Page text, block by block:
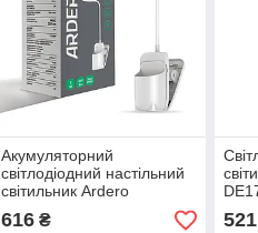
Акумуляторний
світлодіодний настільний
світильник Ardero
DE1737ARD 5Вт білий
616₴ 521